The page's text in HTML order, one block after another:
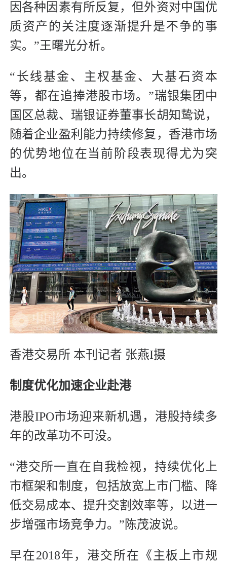
因各种因素有所反复，但外资对中国优
质资产的关注度逐渐提升是不争的事
实。”王曙光分析。
“长线基金、主权基金、大基石资本
等，都在追捧港股市场。”瑞银集团中
国区总裁、瑞银证券董事长胡知鸷说，
随着企业盈利能力持续修复，香港市场
的优势地位在当前阶段表现得尤为突
出。
香港交易所 本刊记者 张燕I摄
制度优化加速企业赴港
港股IPO市场迎来新机遇，港股持续多
年的改革功不可没。
“港交所一直在自我检视，持续优化上
市框架和制度，包括放宽上市门槛、降
低交易成本、提升交割效率等，以进一
步增强市场竞争力。”陈茂波说。
早在2018年，港交所在《主板上市规